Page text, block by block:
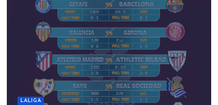
LALIGA